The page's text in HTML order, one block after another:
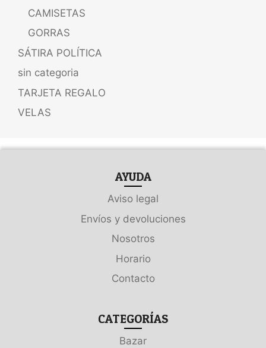
CAMISETAS
GORRAS
SÁTIRA POLÍTICA
sin categoria
TARJETA REGALO
VELAS
AYUDA
Aviso legal
Envíos y devoluciones
Nosotros
Horario
Contacto
CATEGORÍAS
Bazar